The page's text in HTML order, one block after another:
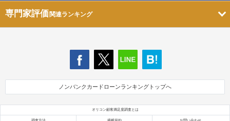
専門家評価関連ランキング
ノンバンクカードローンランキングトップへ
オリコン顧客満足度調査とは